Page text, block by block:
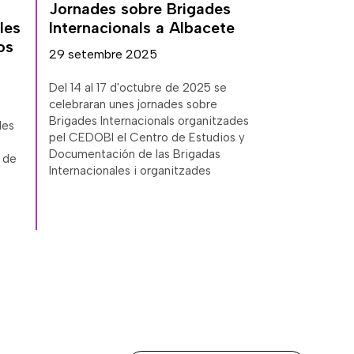
Jornades sobre Brigades
Internacionals a Albacete
29 setembre 2025
Del 14 al 17 d'octubre de 2025 se
celebraran unes jornades sobre
Brigades Internacionals organitzades
pel CEDOBI el Centro de Estudios y
Documentación de las Brigadas
Internacionales i organitzades